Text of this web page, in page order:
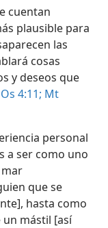
cuentan
plausible para
las
cosas
y deseos que
Os 4:11; Mt
personal
a ser como uno
que se
hasta como
un mástil [así